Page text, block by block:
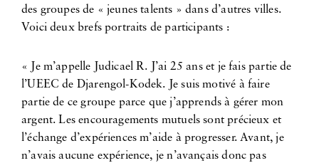
des groupes de « jeunes talents » dans d’autres villes.
Voici deux brefs portraits de participants :
« Je m’appelle Judicael R. J’ai 25 ans et je fais partie de
l’UEEC de Djarengol-Kodek. Je suis motivé à faire
partie de ce groupe parce que j’apprends à gérer mon
argent. Les encouragements mutuels sont précieux et
l’échange d’expériences m’aide à progresser. Avant, je
n’avais aucune expérience, je n’avançais donc pas